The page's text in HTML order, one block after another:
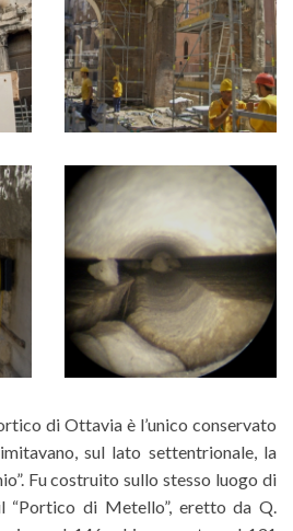
di Ottavia è l’unico conservato
sul lato settentrionale, la
Fu costruito sullo stesso luogo di
di Metello”, eretto da Q.